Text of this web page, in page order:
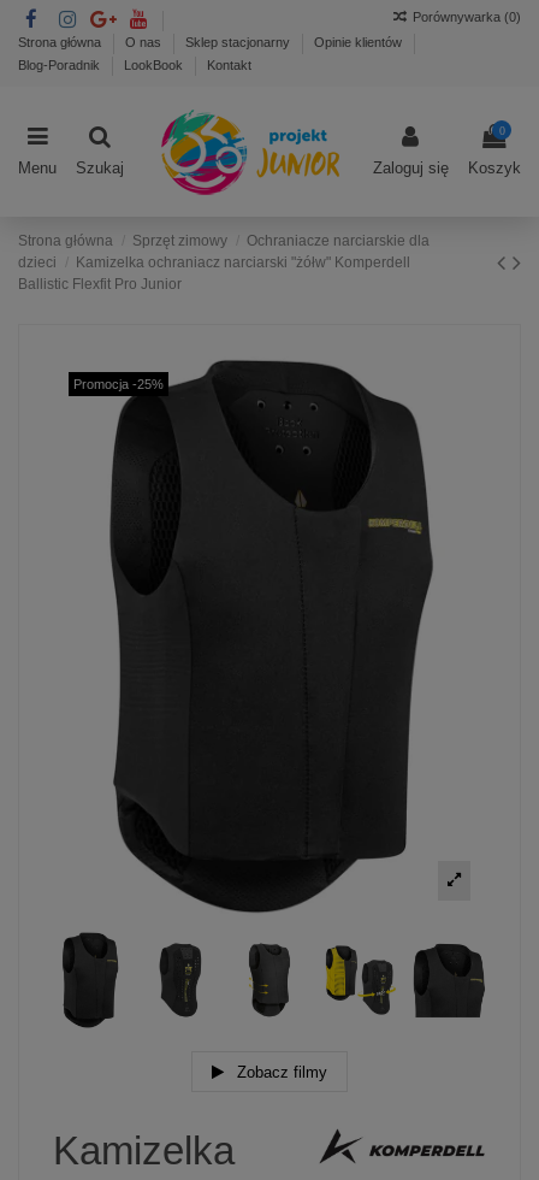
Strona główna O nas Sklep stacjonarny
Opinie klientów
Blog-Poradnik
LookBook Kontakt
Porównywarka (0)
Menu Szukaj Zaloguj się
0
Koszyk
Strona główna Sprzęt zimowy
Ochraniacze narciarskie dla
dzieci
Kamizelka ochraniacz narciarski "żółw" Komperdell
Ballistic Flexfit Pro Junior
Promocja -25%
Zobacz filmy
Kamizelka